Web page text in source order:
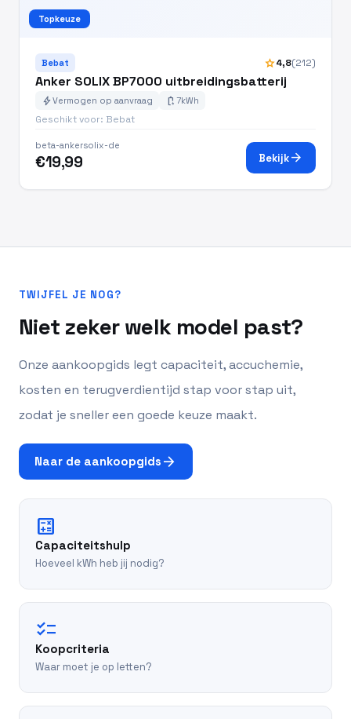
Topkeuze
Bebat star4,8(212)
Anker SOLIX BP7000 uitbreidingsbatterij
boltVermogen op aanvraag battery_charging_full 7kWh
Geschikt voor: Bebat
beta-ankersolix-de
€19,99 Bekijkarrow_forward
TWIJFEL JE NOG?
Niet zeker welk model past?
Onze aankoopgids legt capaciteit, accuchemie,
kosten en terugverdientijd stap voor stap uit,
zodat je sneller een goede keuze maakt.
Naar de aankoopgids arrow_forward
calculate
Capaciteitshulp
Hoeveel kWh heb jij nodig?
checklist
Koopcriteria
Waar moet je op letten?